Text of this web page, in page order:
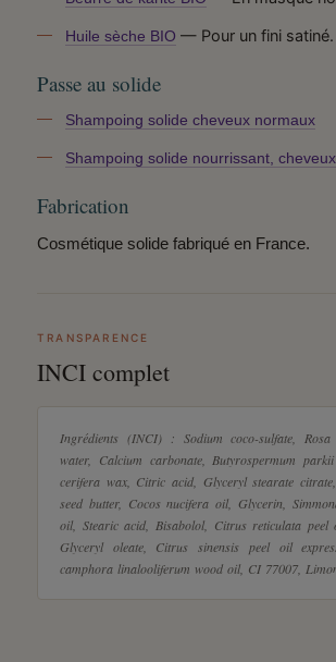
Huile sèche BIO — Pour un fini satiné.
Passe au solide
Shampoing solide cheveux normaux
Shampoing solide nourrissant,
Fabrication
Cosmétique solide fabriqué en France.
TRANSPARENCE
INCI complet
Ingrédients (INCI) : Sodium coco-sulfate, Rosa
water, Calcium carbonate, Butyrospermum
cerifera wax, Citric acid, Glyceryl stearate
seed butter, Cocos nucifera oil, Glycerin,
oil, Stearic acid, Bisabolol, Citrus reticulata peel
Glyceryl oleate, Citrus sinensis peel oil
camphora linalooliferum wood oil, CI 77007,